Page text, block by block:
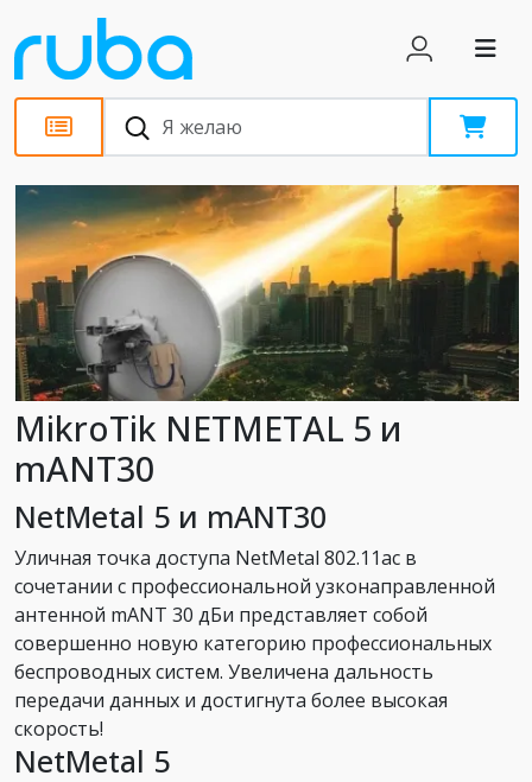
Новости
MikroTik NETMETAL 5 и
mANT30
NetMetal 5 и mANT30
Уличная точка доступа NetMetal 802.11ac в
сочетании с профессиональной узконаправленной
антенной mANT 30 дБи представляет собой
совершенно новую категорию профессиональных
беспроводных систем. Увеличена дальность
передачи данных и достигнута более высокая
скорость!
NetMetal 5